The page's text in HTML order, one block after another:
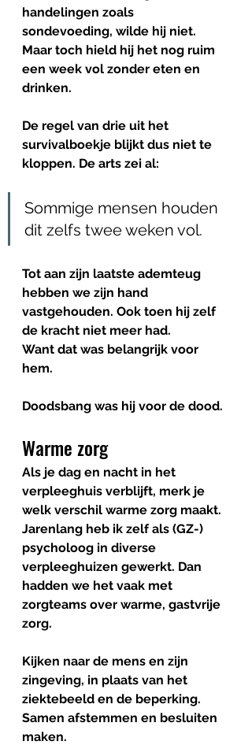
handelingen zoals
sondevoeding, wilde hij niet.
Maar toch hield hij het nog ruim
een week vol zonder eten en
drinken.
De regel van drie uit het
survivalboekje blijkt dus niet te
kloppen. De arts zei al:
Sommige mensen houden
dit zelfs twee weken vol.
Tot aan zijn laatste ademteug
hebben we zijn hand
vastgehouden. Ook toen hij zelf
de kracht niet meer had.
Want dat was belangrijk voor
hem.
Doodsbang was hij voor de dood.
Warme zorg
Als je dag en nacht in het
verpleeghuis verblijft, merk je
welk verschil warme zorg maakt.
Jarenlang heb ik zelf als (GZ-)
psycholoog in diverse
verpleeghuizen gewerkt. Dan
hadden we het vaak met
zorgteams over warme, gastvrije
zorg.
Kijken naar de mens en zijn
zingeving, in plaats van het
ziektebeeld en de beperking.
Samen afstemmen en besluiten
maken.